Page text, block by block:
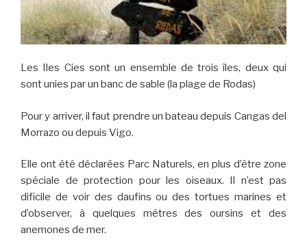
Les Iles Cies sont un ensemble de trois îles, deux qui
sont unies par un banc de sable (la plage de Rodas)
Pour y arriver, il faut prendre un bateau depuis Cangas del
Morrazo ou depuis Vigo.
Elle ont été déclarées Parc Naturels, en plus d’être zone
spéciale de protection pour les oiseaux. Il n’est pas
dificile de voir des daufins ou des tortues marines et
d’observer, à quelques métres des oursins et des
anemones de mer.